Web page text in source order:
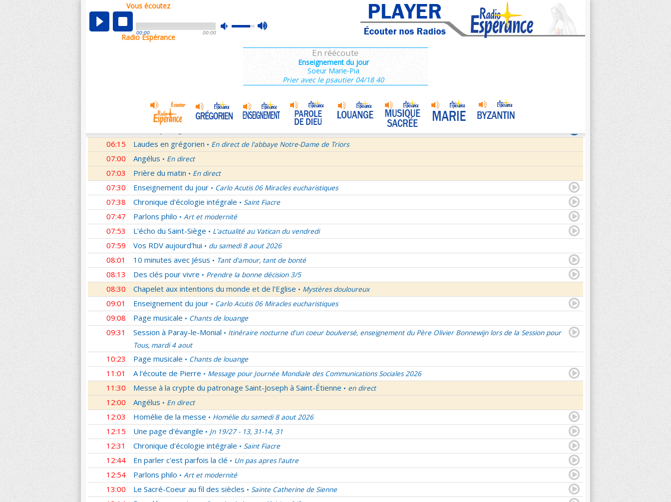
Vous écoutez
mute
max
00:00 00:00
Radio Espérance
En réécoute
Enseignement du jour
Soeur Marie-Pia
Prier avec le psautier 04/18 40
00:02
01:00 Hymne acathiste à la Mère de Dieu • Prière mariale de tradition byzantine
01:48 Méditation en Eglise
Les conférences de la Famille Missionnaire de Notre-Dame • La joie dans 3 textes de l'Église
Lettres aux Ephésiens et Philemon
La volonté de Dieu et moi et moi et moi ! 1/2
A l'écoute de Pierre Message pour Journée Mondiale des Communications Sociales 2026
Rencontre • Père Pierre Le Bourgeois - Saint Pierre Chanel Prières
06:15 Laudes en grégorien • En direct de l'abbaye Notre-Dame de Triors
07:00 Angélus • En direct
07:03 Prière du matin • En direct
07:30 Enseignement du jour • Carlo Acutis 06 Miracles eucharistiques
07:38 Chronique d'écologie intégrale • Saint Fiacre
07:47 Parlons philo • Art et modernité
07:53 L'écho du Saint-Siège • L'actualité au Vatican du vendredi
07:59 Vos RDV aujourd'hui • du samedi 8 aout 2026
08:01 10 minutes avec Jésus • Tant d'amour, tant de bonté
08:13 Des clés pour vivre • Prendre la bonne décision 3/5
08:30 Chapelet aux intentions du monde et de l'Eglise • Mystères douloureux
09:01 Enseignement du jour • Carlo Acutis 06 Miracles eucharistiques
09:08 Page musicale • Chants de louange
09:31 Session à Paray-le-Monial • Itinéraire nocturne d'un coeur boulversé, enseignement du Père Olivier Bonnewijn lors de la Session pour
Tous, mardi 4 aout
10:23 Page musicale • Chants de louange
11:01 A l'écoute de Pierre • Message pour Journée Mondiale des Communications Sociales 2026
11:30 Messe à la crypte du patronage Saint-Joseph à Saint-Étienne • en direct
12:00 Angélus • En direct
12:03 Homélie de la messe • Homélie du samedi 8 aout 2026
12:15 Une page d'évangile • Jn 19/27 - 13, 31-14, 31
12:31 Chronique d'écologie intégrale • Saint Fiacre
12:44 En parler c'est parfois la clé • Un pas apres l'autre
12:54 Parlons philo • Art et modernité
13:00 Le Sacré-Coeur au fil des siècles • Sainte Catherine de Sienne